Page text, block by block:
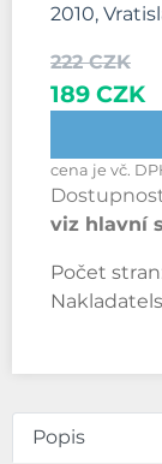
2010,
222 CZK
189 CZK
cena je vč.
viz hlavní
Počet
Popis